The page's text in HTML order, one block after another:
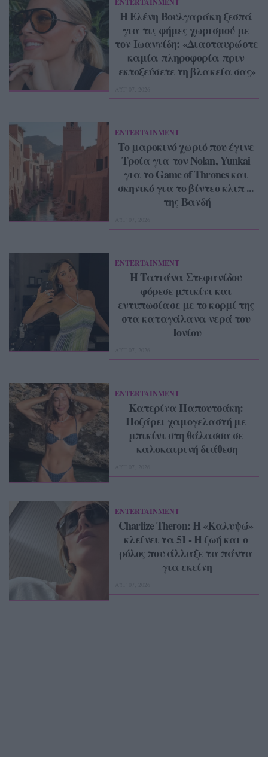
Η Ελένη Βουλγαράκη ξεσπά
για τις φήμες χωρισμού με
τον Ιωαννίδη: «Διασταυρώστε
καμία πληροφορία πριν
εκτοξεύσετε τη βλακεία σας»
ENTERTAINMENT
Το μαροκινό χωριό που έγινε
Τροία για τον Nolan, Yunkai
για το Game of Thrones και
σκηνικό για το βίντεο κλιπ ...
της Βανδή
ENTERTAINMENT
Η Τατιάνα Στεφανίδου
φόρεσε μπικίνι και
εντυπωσίασε με το κορμί της
στα καταγάλανα νερά του
Ιονίου
ENTERTAINMENT
Κατερίνα Παπουτσάκη:
Ποζάρει χαμογελαστή με
μπικίνι στη θάλασσα σε
καλοκαιρινή διάθεση
ENTERTAINMENT
Charlize Theron: Η «Καλυψώ»
κλείνει τα 51 ‑ H ζωή και ο
ρόλος που άλλαξε τα πάντα
για εκείνη